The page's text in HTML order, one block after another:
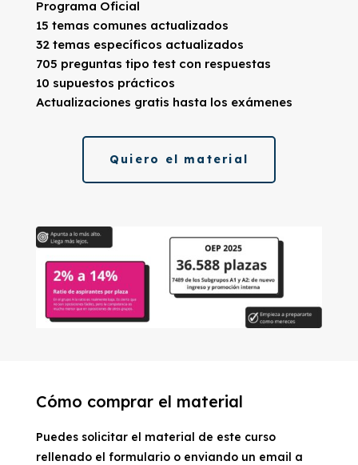
Programa Oficial
15 temas comunes actualizados
32 temas específicos actualizados
705 preguntas tipo test con respuestas
10 supuestos prácticos
Actualizaciones gratis hasta los exámenes
Quiero el material
Cómo comprar el material
Puedes solicitar el material de este curso
rellenado el formulario o enviando un email a